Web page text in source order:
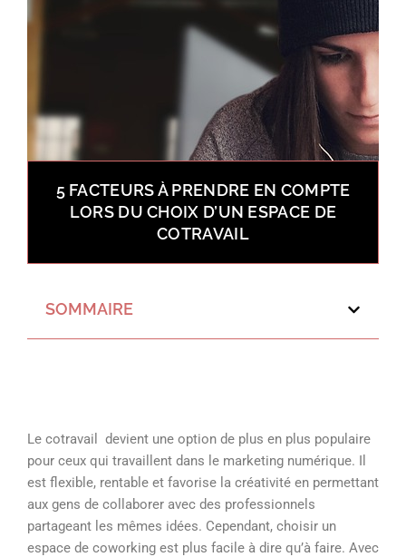
5 FACTEURS À PRENDRE EN COMPTE
LORS DU CHOIX D’UN ESPACE DE
COTRAVAIL
SOMMAIRE
Le cotravail devient une option de plus en plus populaire
pour ceux qui travaillent dans le marketing numérique. Il
est flexible, rentable et favorise la créativité en permettant
aux gens de collaborer avec des professionnels
partageant les mêmes idées. Cependant, choisir un
espace de coworking est plus facile à dire qu’à faire. Avec